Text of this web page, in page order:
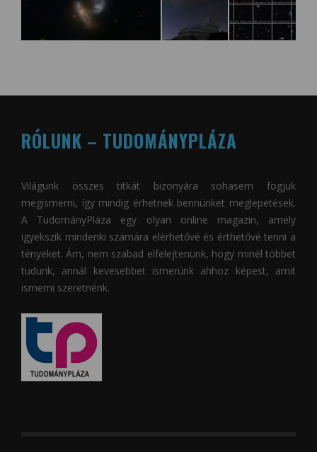
RÓLUNK – TUDOMÁNYPLÁZA
Világunk összes titkát bizonyára sohasem fogjuk
megismerni, így mindig érhetnek bennünket meglepetések.
A TudományPláza egy olyan online magazin, amely
igyekszik mindenki számára elérhetővé és érthetővé tenni a
tényeket. Ám, nem szabad elfelejtenünk, hogy minél többet
tudunk, annál kevesebbet ismerünk ahhoz képest, amit
ismerni szeretnénk.